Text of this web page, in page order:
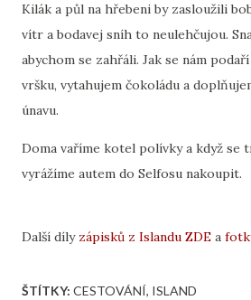
Kilák a půl na hřebeni by zasloužili
vítr a bodavej sníh to neulehčujou.
abychom se zahřáli. Jak se nám
vršku, vytahujem čokoládu a
únavu.
Doma vaříme kotel polívky a když se
vyrážíme autem do Selfosu nakoupit.
Další díly zápisků z Islandu ZDE a
ŠTÍTKY: CESTOVÁNÍ ISLAND